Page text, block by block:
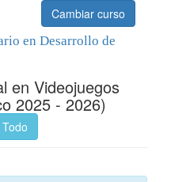
Cambiar curso
en Desarrollo de
en Videojuegos
2025 - 2026)